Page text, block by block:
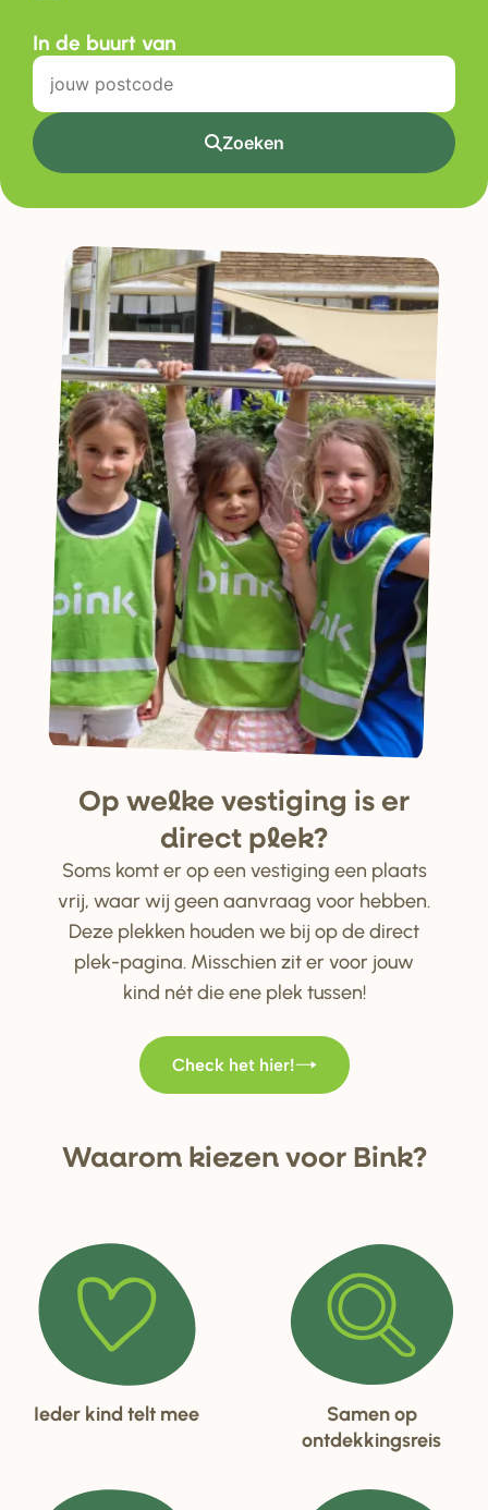
In de buurt van
Zoeken
Op welke vestiging is er
direct plek?
Soms komt er op een vestiging een plaats
vrij, waar wij geen aanvraag voor hebben.
Deze plekken houden we bij op de direct
plek-pagina. Misschien zit er voor jouw
kind nét die ene plek tussen!
Check het hier!
Waarom kiezen voorBink?
Ieder kind telt mee
Samen op
ontdekkingsreis